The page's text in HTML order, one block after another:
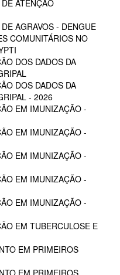
ATENÇÃO
AGRAVOS - DENGUE
COMUNITÁRIOS NO
DOS DADOS DA
DOS DADOS DA
- 2026
EM IMUNIZAÇÃO -
EM IMUNIZAÇÃO -
EM IMUNIZAÇÃO -
EM IMUNIZAÇÃO -
EM IMUNIZAÇÃO -
EM TUBERCULOSE E
EM PRIMEIROS
EM PRIMEIROS